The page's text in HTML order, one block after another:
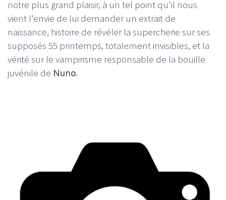
notre plus grand plaisir, à un tel point qu'il nous
vient l'envie de lui demander un extrait de
naissance, histoire de révéler la supercherie sur ses
supposés 55 printemps, totalement invisibles, et la
vérité sur le vampirisme responsable de la bouille
juvénile de Nuno.